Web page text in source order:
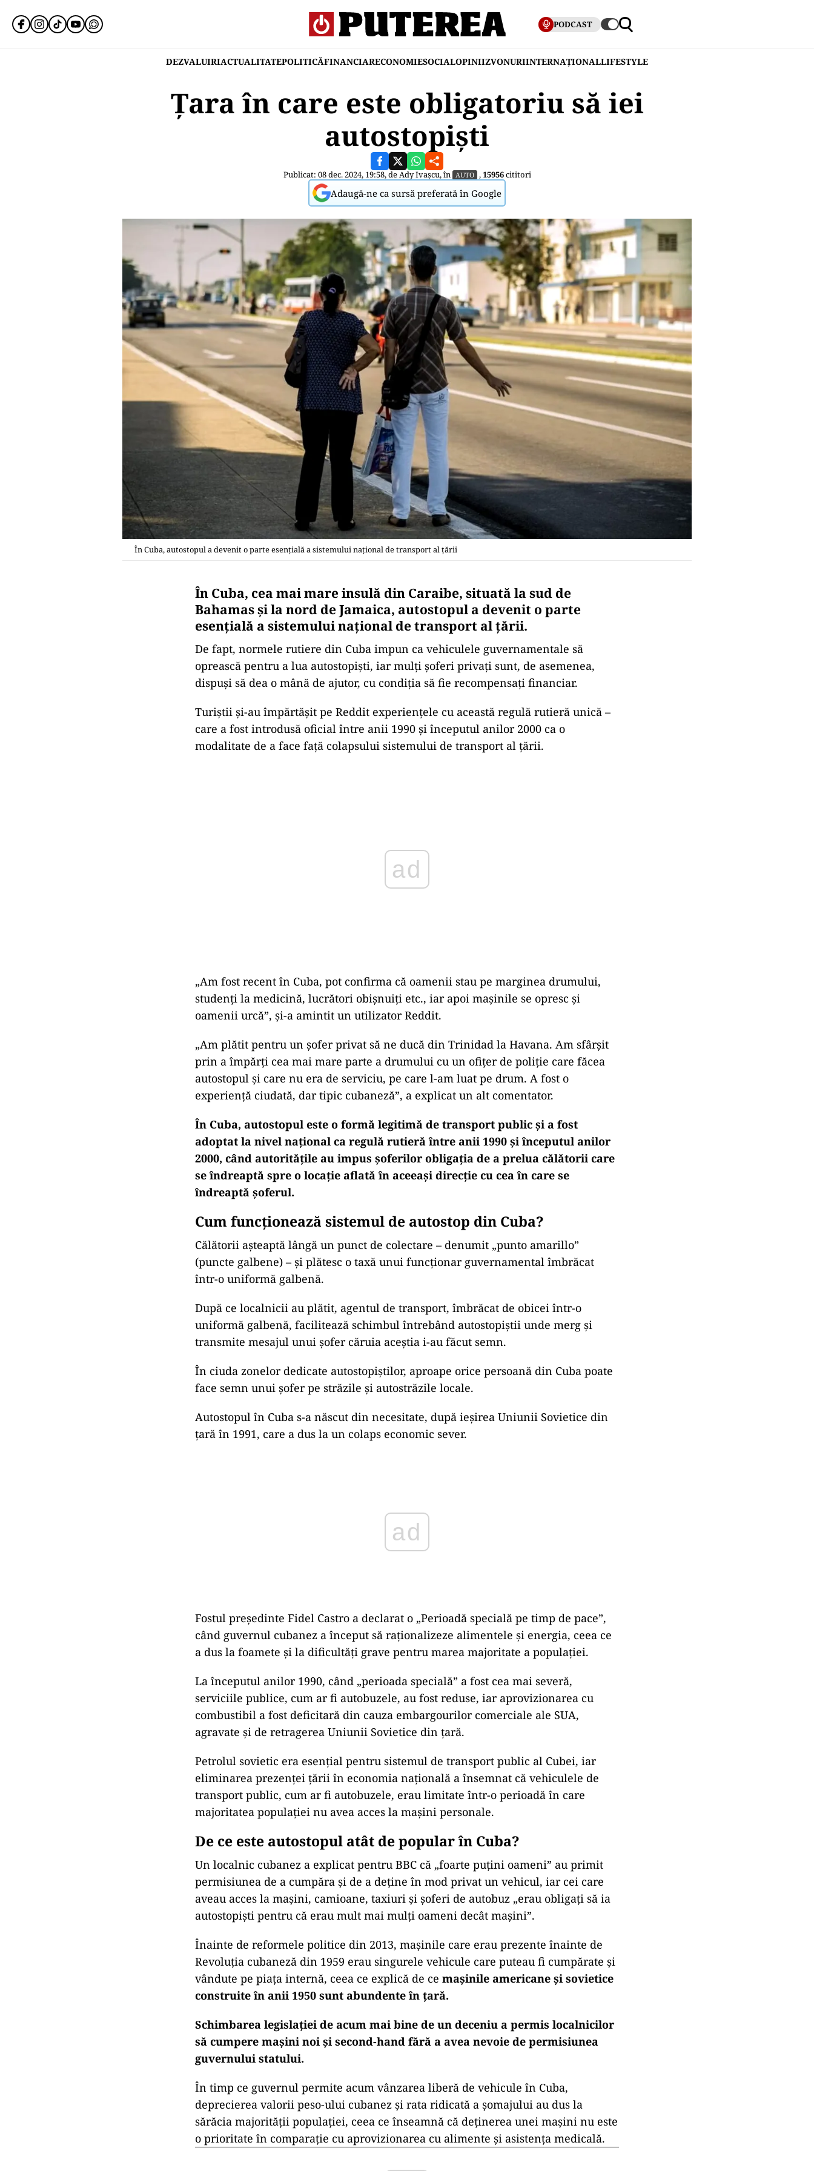
PODCAST
DEZVALUIRIACTUALITATEPOLITICĂFINANCIARECONOMIESOCIALOPINIIZVONURIINTERNAȚIONALLIFESTYLE
Țara în care este obligatoriu să iei
autostopiști
Publicat: 08 dec. 2024, 19:58, deAdy Ivașcu, în AUTO ,15956cititori
Adaugă-ne ca sursă preferată în Google
În Cuba, autostopul a devenit o parte esențială a sistemului național de transport al țării
În Cuba, cea mai mare insulă din Caraibe, situată la sud de
Bahamas și la nord de Jamaica, autostopul a devenit o parte
esențială a sistemului național de transport al țării.
De fapt, normele rutiere din Cuba impun ca vehiculele guvernamentale să
oprească pentru a lua autostopiști, iar mulți șoferi privați sunt, de asemenea,
dispuși să dea o mână de ajutor, cu condiția să fie recompensați financiar.
Turiștii și-au împărtășit pe Reddit experiențele cu această regulă rutieră unică –
care a fost introdusă oficial între anii 1990 și începutul anilor 2000 ca o
modalitate de a face față colapsului sistemului de transport al țării.
„Am fost recent în Cuba, pot confirma că oamenii stau pe marginea drumului,
studenți la medicină, lucrători obișnuiți etc., iar apoi mașinile se opresc și
oamenii urcă”, și-a amintit un utilizator Reddit.
„Am plătit pentru un șofer privat să ne ducă din Trinidad la Havana. Am sfârșit
prin a împărți cea mai mare parte a drumului cu un ofițer de poliție care făcea
autostopul și care nu era de serviciu, pe care l-am luat pe drum. A fost o
experiență ciudată, dar tipic cubaneză”, a explicat un alt comentator.
În Cuba, autostopul este o formă legitimă de transport public și a fost
adoptat la nivel național ca regulă rutieră între anii 1990 și începutul anilor
2000, când autoritățile au impus șoferilor obligația de a prelua călătorii care
se îndreaptă spre o locație aflată în aceeași direcție cu cea în care se
îndreaptă șoferul.
Cum funcționează sistemul de autostop din Cuba?
Călătorii așteaptă lângă un punct de colectare – denumit „punto amarillo”
(puncte galbene) – și plătesc o taxă unui funcționar guvernamental îmbrăcat
într-o uniformă galbenă.
După ce localnicii au plătit, agentul de transport, îmbrăcat de obicei într-o
uniformă galbenă, facilitează schimbul întrebând autostopiștii unde merg și
transmite mesajul unui șofer căruia aceştia i-au făcut semn.
În ciuda zonelor dedicate autostopiștilor, aproape orice persoană din Cuba poate
face semn unui șofer pe străzile și autostrăzile locale.
Autostopul în Cuba s-a născut din necesitate, după ieșirea Uniunii Sovietice din
țară în 1991, care a dus la un colaps economic sever.
ad
Fostul președinte Fidel Castro a declarat o „Perioadă specială pe timp de pace”,
când guvernul cubanez a început să raționalizeze alimentele și energia, ceea ce
a dus la foamete și la dificultăți grave pentru marea majoritate a populației.
La începutul anilor 1990, când „perioada specială” a fost cea mai severă,
serviciile publice, cum ar fi autobuzele, au fost reduse, iar aprovizionarea cu
combustibil a fost deficitară din cauza embargourilor comerciale ale SUA,
agravate și de retragerea Uniunii Sovietice din țară.
Petrolul sovietic era esențial pentru sistemul de transport public al Cubei, iar
eliminarea prezenței țării în economia națională a însemnat că vehiculele de
transport public, cum ar fi autobuzele, erau limitate într-o perioadă în care
majoritatea populației nu avea acces la mașini personale.
De ce este autostopul atât de popular în Cuba?
Un localnic cubanez a explicat pentru BBC că „foarte puțini oameni” au primit
permisiunea de a cumpăra și de a deține în mod privat un vehicul, iar cei care
aveau acces la mașini, camioane, taxiuri și șoferi de autobuz „erau obligați să ia
autostopiști pentru că erau mult mai mulți oameni decât mașini”.
Înainte de reformele politice din 2013, mașinile care erau prezente înainte de
Revoluția cubaneză din 1959 erau singurele vehicule care puteau fi cumpărate și
vândute pe piața internă, ceea ce explică de ce mașinile americane și sovietice
construite în anii 1950 sunt abundente în țară.
Schimbarea legislației de acum mai bine de un deceniu a permis localnicilor
să cumpere mașini noi și second-hand fără a avea nevoie de permisiunea
guvernului statului.
În timp ce guvernul permite acum vânzarea liberă de vehicule în Cuba,
deprecierea valorii peso-ului cubanez şi rata ridicată a șomajului au dus la
sărăcia majorității populației, ceea ce înseamnă că deținerea unei mașini nu este
o prioritate în comparație cu aprovizionarea cu alimente și asistența medicală.